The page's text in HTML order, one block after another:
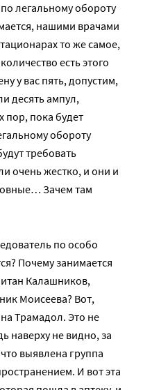
легальному обороту
нашими врачами
то же самое,
есть этого
у вас пять, допустим,
десять ампул,
пор, пока будет
обороту
требовать
очень жестко, и они и
Зачем там
по особо
Почему занимается
Калашников,
Моисеева? Вот,
Трамадол. Это не
наверху не видно, за
выявлена группа
И вот эта